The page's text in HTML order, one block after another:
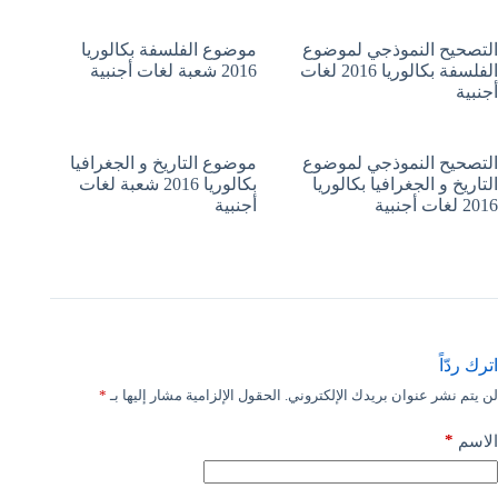
التصحيح النموذجي لموضوع
الفلسفة بكالوريا 2016 لغات
أجنبية
موضوع الفلسفة بكالوريا
2016 شعبة لغات أجنبية
التصحيح النموذجي لموضوع
التاريخ و الجغرافيا بكالوريا
2016 لغات أجنبية
موضوع التاريخ و الجغرافيا
بكالوريا 2016 شعبة لغات
أجنبية
اترك ردّاً
لن يتم نشر عنوان بريدك الإلكتروني. الحقول الإلزامية مشار إليها بـ *
الاسم *